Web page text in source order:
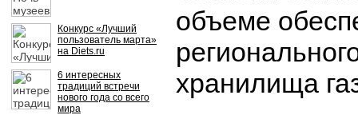
Конкурс «Лучший
пользователь марта»
на Diets.ru
6 интересных
традиций встречи
нового года со всего
мира
объеме
хранилища